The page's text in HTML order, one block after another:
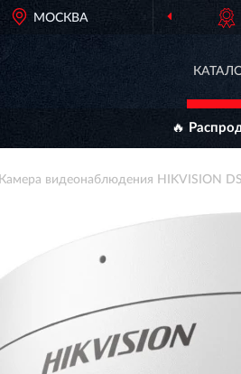
МОСКВА
ОРИГИНАЛЬНАЯ ПРОДУКЦИЯ
🔥
Камера видеонаблюдения HIKVISION